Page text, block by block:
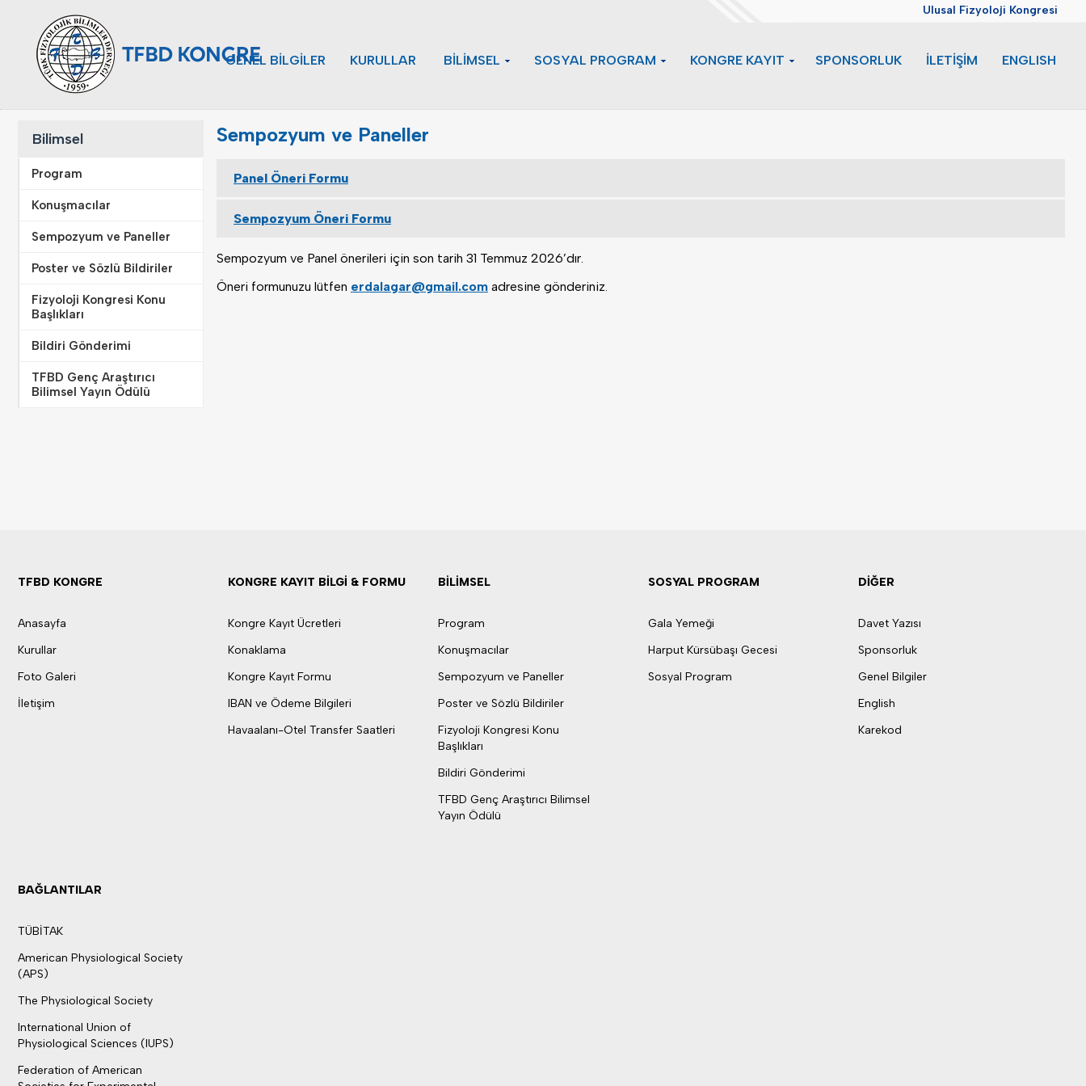
Ulusal Fizyoloji Kongresi
GENEL BİLGİLER KURULLAR BİLİMSEL SOSYAL PROGRAM KONGRE KAYIT SPONSORLUK İLETİŞİM ENGLISH
Bilimsel
Program
Konuşmacılar
Sempozyum ve Paneller
Poster ve Sözlü Bildiriler
Fizyoloji Kongresi Konu
Başlıkları
Bildiri Gönderimi
TFBD Genç Araştırıcı
Bilimsel Yayın Ödülü
Sempozyum ve Paneller
Panel Öneri Formu
Sempozyum Öneri Formu
Sempozyum ve Panel önerileri için son tarih 31 Temmuz 2026’dır.
Öneri formunuzu lütfen erdalagar@gmail.com adresine gönderiniz.
TFBD KONGRE
Anasayfa
Kurullar
Foto Galeri
İletişim
KONGRE KAYIT BİLGİ & FORMU
Kongre Kayıt Ücretleri
Konaklama
Kongre Kayıt Formu
IBAN ve Ödeme Bilgileri
Havaalanı-Otel Transfer Saatleri
BİLİMSEL
Program
Konuşmacılar
Sempozyum ve Paneller
Poster ve Sözlü Bildiriler
Fizyoloji Kongresi Konu
Başlıkları
Bildiri Gönderimi
TFBD Genç Araştırıcı Bilimsel
Yayın Ödülü
SOSYAL PROGRAM
Gala Yemeği
Harput Kürsübaşı Gecesi
Sosyal Program
DİĞER
Davet Yazısı
Sponsorluk
Genel Bilgiler
English
Karekod
BAĞLANTILAR
TÜBİTAK
American Physiological Society
(APS)
The Physiological Society
International Union of
Physiological Sciences (IUPS)
Federation of American